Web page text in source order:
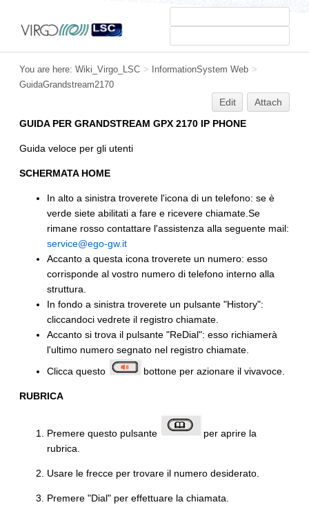
You are here: Wiki_Virgo_LSC > InformationSystem Web >
GuidaGrandstream2170
Edit
Attach
GUIDA PER GRANDSTREAM GPX 2170 IP PHONE
Guida veloce per gli utenti
SCHERMATA HOME
In alto a sinistra troverete l'icona di un telefono: se è
verde siete abilitati a fare e ricevere chiamate.Se
rimane rosso contattare l'assistenza alla seguente mail:
service@ego-gw.it
Accanto a questa icona troverete un numero: esso
corrisponde al vostro numero di telefono interno alla
struttura.
In fondo a sinistra troverete un pulsante "History":
cliccandoci vedrete il registro chiamate.
Accanto si trova il pulsante "ReDial": esso richiamerà
l'ultimo numero segnato nel registro chiamate.
Clicca questo
bottone per azionare il vivavoce.
RUBRICA
Premere questo pulsante
per aprire la
rubrica.
Usare le frecce per trovare il numero desiderato.
Premere "Dial" per effettuare la chiamata.